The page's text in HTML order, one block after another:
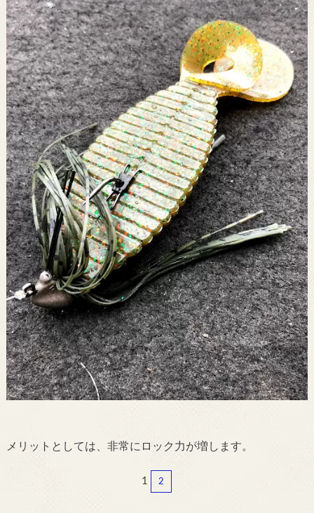
メリットとしては、非常にロック力が増します。
1 2